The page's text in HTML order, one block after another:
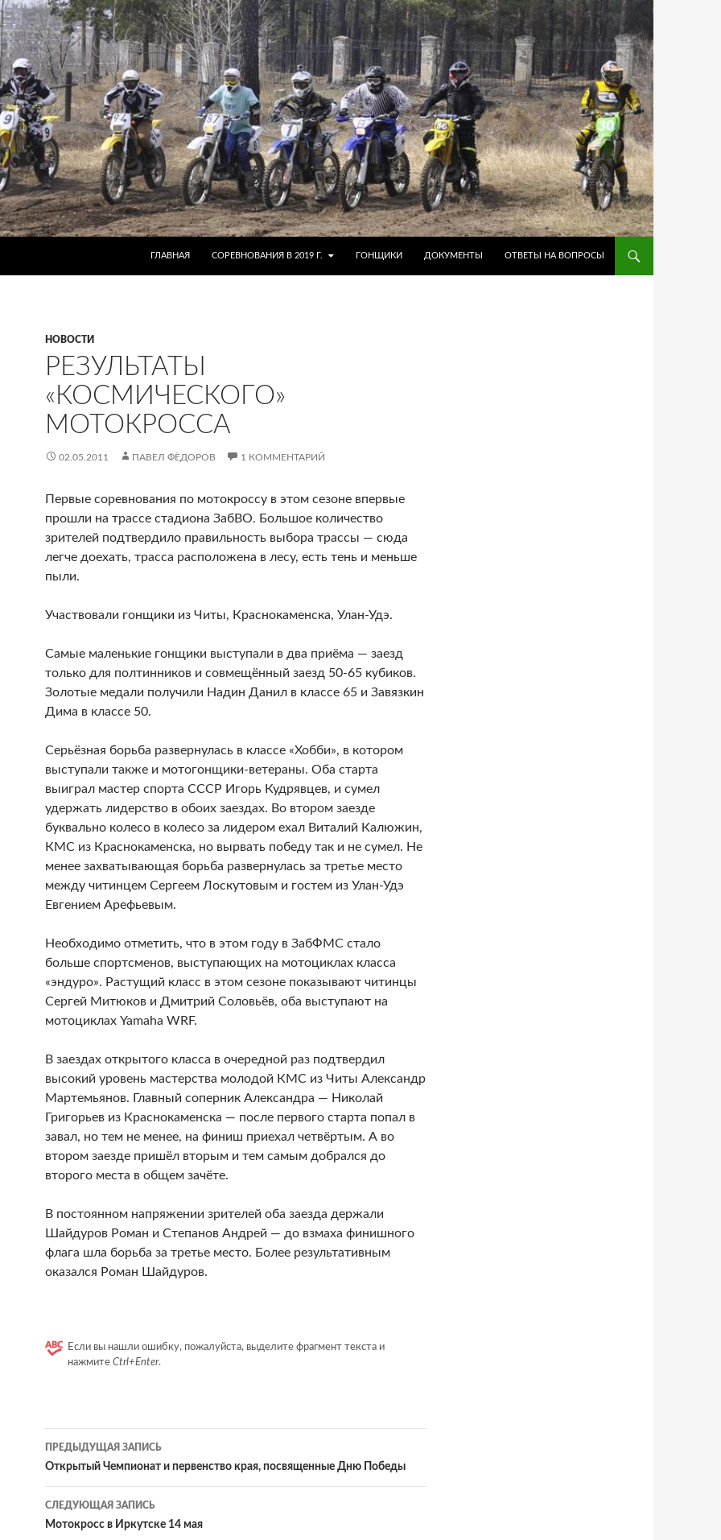
ГЛАВНАЯ СОРЕВНОВАНИЯ В 2019 Г. ГОНЩИКИ ДОКУМЕНТЫ ОТВЕТЫ НА ВОПРОСЫ
НОВОСТИ
РЕЗУЛЬТАТЫ
«КОСМИЧЕСКОГО»
МОТОКРОССА
02.05.2011 ПАВЕЛ ФЁДОРОВ 1 КОММЕНТАРИЙ
Первые соревнования по мотокроссу в этом сезоне впервые
прошли на трассе стадиона ЗабВО. Большое количество
зрителей подтвердило правильность выбора трассы — сюда
легче доехать, трасса расположена в лесу, есть тень и меньше
пыли.
Участвовали гонщики из Читы, Краснокаменска, Улан-Удэ.
Самые маленькие гонщики выступали в два приёма — заезд
только для полтинников и совмещённый заезд 50-65 кубиков.
Золотые медали получили Надин Данил в классе 65 и Завязкин
Дима в классе 50.
Серьёзная борьба развернулась в классе «Хобби», в котором
выступали также и мотогонщики-ветераны. Оба старта
выиграл мастер спорта СССР Игорь Кудрявцев, и сумел
удержать лидерство в обоих заездах. Во втором заезде
буквально колесо в колесо за лидером ехал Виталий Калюжин,
КМС из Краснокаменска, но вырвать победу так и не сумел. Не
менее захватывающая борьба развернулась за третье место
между читинцем Сергеем Лоскутовым и гостем из Улан-Удэ
Евгением Арефьевым.
Необходимо отметить, что в этом году в ЗабФМС стало
больше спортсменов, выступающих на мотоциклах класса
«эндуро». Растущий класс в этом сезоне показывают читинцы
Сергей Митюков и Дмитрий Соловьёв, оба выступают на
мотоциклах Yamaha WRF.
В заездах открытого класса в очередной раз подтвердил
высокий уровень мастерства молодой КМС из Читы Александр
Мартемьянов. Главный соперник Александра — Николай
Григорьев из Краснокаменска — после первого старта попал в
завал, но тем не менее, на финиш приехал четвёртым. А во
втором заезде пришёл вторым и тем самым добрался до
второго места в общем зачёте.
В постоянном напряжении зрителей оба заезда держали
Шайдуров Роман и Степанов Андрей — до взмаха финишного
флага шла борьба за третье место. Более результативным
оказался Роман Шайдуров.
Если вы нашли ошибку, пожалуйста, выделите фрагмент текста и
нажмите Ctrl+Enter.
Навигация
по
записям
ПРЕДЫДУЩАЯ ЗАПИСЬ
Открытый Чемпионат и первенство края, посвященные Дню Победы
СЛЕДУЮЩАЯ ЗАПИСЬ
Мотокросс в Иркутске 14 мая